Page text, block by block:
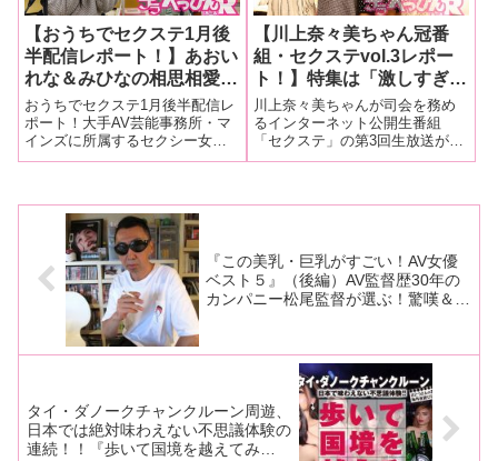
【おうちでセクステ1月後
半配信レポート！】あおい
れな＆みひなの相思相愛
（？）コンビが登場！ 今
年の目標とファン大注目の
いま欲しいものを発表！
もちろん熱々おでん芸もあ
おうちでセクステ1月後半配信レ
ポート！大手AV芸能事務所・マ
インズに所属するセクシー女優
がトークやゲームでファンを魅
テ1月後半配信回」が1月22日に
開催されました。今回登場した
のは大の
【川上奈々美ちゃん冠番
組・セクステvol.3レポー
ト！】特集は「激しすぎる
セクシー女優の1日」と題
してあおいれなちゃん、明
海こうちゃん、なごみちゃ
んが本音トーク！ 川上
てて淫語責めも披露！
川上奈々美ちゃんが司会を務め
るインターネット公開生番組
「セクステ」の第3回生放送が6
月16日行われたので独占レポー
『この美乳・巨乳がすごい！AV女優
ベスト５』（後編）AV監督歴30年の
カンパニー松尾監督が選ぶ！驚嘆＆興
タイ・ダノークチャンクルーン周遊、
日本では絶対味わえない不思議体験の
連続！！『歩いて国境を越えてみ